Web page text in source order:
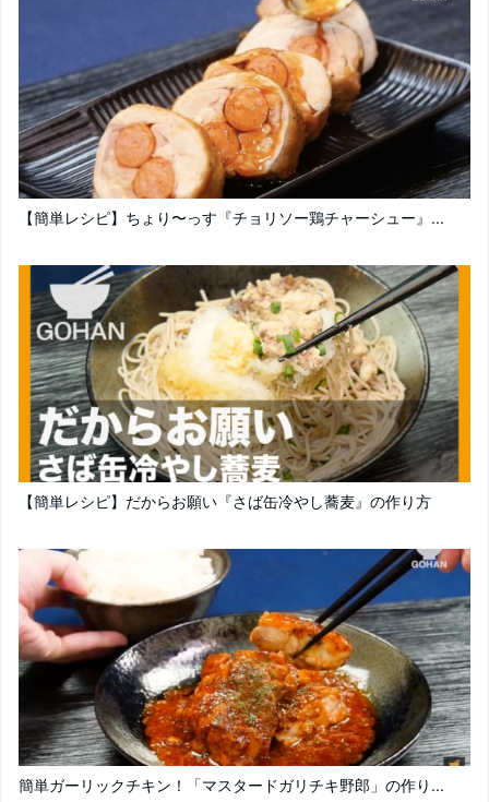
【簡単レシピ】ちょり〜っす『チョリソー鶏チャーシュー』...
【簡単レシピ】だからお願い『さば缶冷やし蕎麦』の作り方
簡単ガーリックチキン！「マスタードガリチキ野郎」の作り...